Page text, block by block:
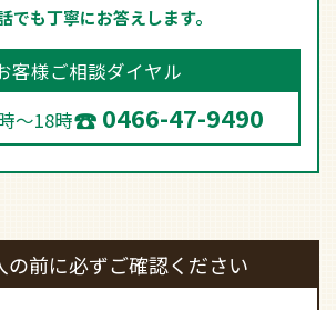
でも丁寧にお答えします。
客様ご相談ダイヤル
～18時
0466-47-9490
の前に必ずご確認ください